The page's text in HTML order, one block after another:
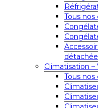
Tous
Climatisation –
Tous